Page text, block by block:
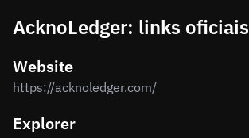
AcknoLedger: links oficiais
Website
https://acknoledger.com/
Explorer